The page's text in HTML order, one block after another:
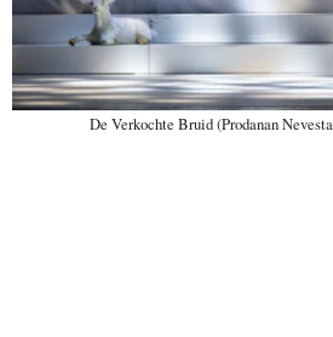
De Verkochte Bruid (Prodanan